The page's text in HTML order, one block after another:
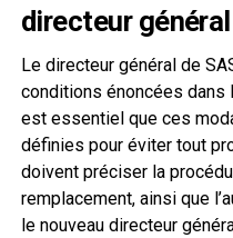
directeur
Le directeur général de
conditions énoncées dans
est essentiel que ces
définies pour éviter tout
doivent préciser la
remplacement, ainsi que
le nouveau directeur